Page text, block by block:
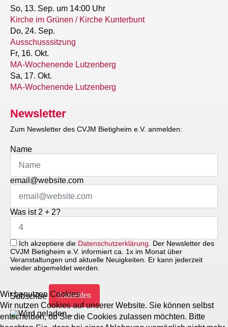
So, 13. Sep. um 14:00 Uhr
Kirche im Grünen / Kirche Kunterbunt
Do, 24. Sep.
Ausschusssitzung
Fr, 16. Okt.
MA-Wochenende Lutzenberg
Sa, 17. Okt.
MA-Wochenende Lutzenberg
Newsletter
Zum Newsletter des CVJM Bietigheim e.V. anmelden:
Name
email@website.com
Was ist 2 + 2?
Ich akzeptiere die Datenschutzerklärung.
Der Newsletter des
CVJM Bietigheim e.V. informiert ca. 1x im Monat über
Veranstaltungen und aktuelle Neuigkeiten. Er kann jederzeit
wieder abgemeldet werden.
Subscribe
Wir benutzen Cookies
Wir nutzen Cookies auf unserer Website. Sie können selbst
entscheiden, ob Sie die Cookies zulassen möchten. Bitte